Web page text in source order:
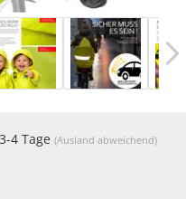
4 Tage(Ausland abweichend)